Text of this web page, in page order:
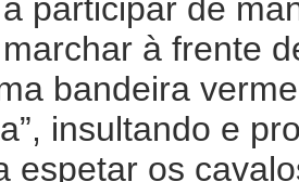
participar de
à frente
bandeira
insultando e
espetar os